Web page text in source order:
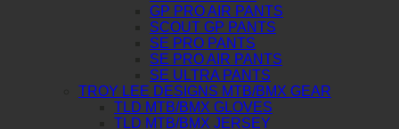
GP PRO AIR PANTS
SCOUT GP PANTS
SE PRO PANTS
SE PRO AIR PANTS
SE ULTRA PANTS
TROY LEE DESIGNS MTB/BMX GEAR
TLD MTB/BMX GLOVES
TLD MTB/BMX JERSEY